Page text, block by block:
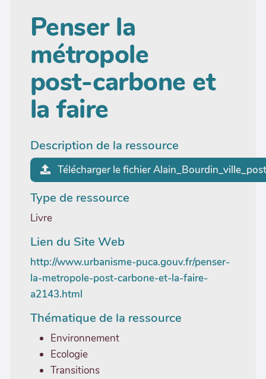
Penser la
métropole
post-carbone et
la faire
Description de la ressource
Télécharger le fichier
Type de ressource
Livre
Lien du Site Web
http://www.urbanisme-puca.gouv.fr/penser-
la-metropole-post-carbone-et-la-faire-
a2143.html
Thématique de la ressource
Environnement
Ecologie
Transitions